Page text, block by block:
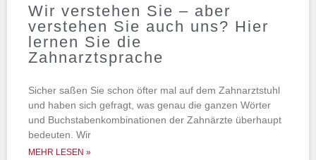
Wir verstehen Sie – aber
verstehen Sie auch uns? Hier
lernen Sie die
Zahnarztsprache
Sicher saßen Sie schon öfter mal auf dem Zahnarztstuhl
und haben sich gefragt, was genau die ganzen Wörter
und Buchstabenkombinationen der Zahnärzte überhaupt
bedeuten. Wir
MEHR LESEN »